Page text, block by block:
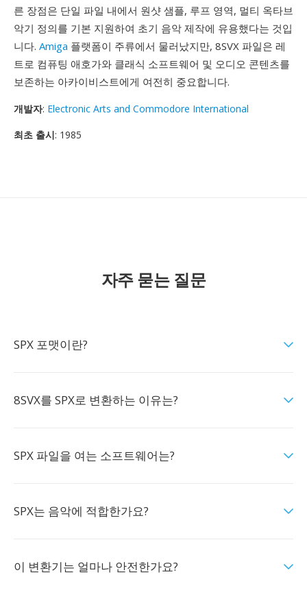
른 장점은 단일 파일 내에서 원샷 샘플, 루프 영역, 멀티 옥타브
악기 정의를 기본 지원하여 초기 음악 제작에 유용했다는 것입
니다. Amiga 플랫폼이 주류에서 물러났지만, 8SVX 파일은 레
트로 컴퓨팅 애호가와 클래식 소프트웨어 및 오디오 콘텐츠를
보존하는 아카이비스트에게 여전히 중요합니다.
개발자: Electronic Arts and Commodore International
최초 출시: 1985
자주 묻는 질문
SPX 포맷이란?
8SVX를 SPX로 변환하는 이유는?
SPX 파일을 여는 소프트웨어는?
SPX는 음악에 적합한가요?
이 변환기는 얼마나 안전한가요?